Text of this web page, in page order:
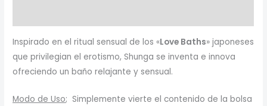
Inspirado en el ritual sensual de los «Love Baths» japoneses
que privilegian el erotismo, Shunga se inventa e innova
ofreciendo un baño relajante y sensual.
Modo de Uso; Simplemente vierte el contenido de la bolsa